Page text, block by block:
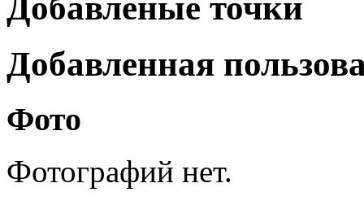
Добавленная
Фото
Фотографий нет.